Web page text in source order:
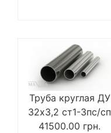
Труба круглая ДУ
32х3,2 ст1-3пс/сп
41500.00 грн.